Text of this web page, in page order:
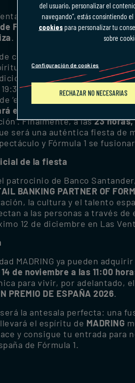
los valores de
Fórmula 1, se fusionarán con
.
cara al evento de
de MADRING,
cenas de empresa o
yla fiesta arrancará a las
‘entrenamientos libres’. A
el relevo
Finalmente, a las23 horas,
será una auténtica fiesta de
y Fórmula 1 se
de la fiesta
patrocinio de Banco Santander,
BANKING PARTNER OF
la cultura y el talento
a las personas a través de
12 de diciembre en Las
MADRING ya pueden
de noviembre a las 11:00
para vivir, por adelantado,
PREMIO DE ESPAÑA 2026.
la antesala perfecta: una
el espíritu de MADRING
y consigue tu entrada para
de Fórmula 1.
del usuario, personalizar el
navegando”, estás consintiendo
cookiespara personalizar tu
sobre
Configuración de cookies
RECHAZAR NO NECESARIAS